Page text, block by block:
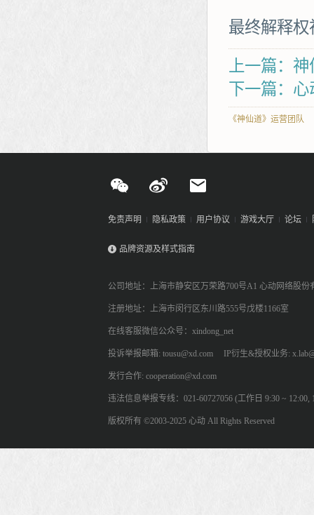
最终解释
上一篇：
下一篇：
《神仙道》运营团队
免责声明 隐私政策 用户协议 游戏大厅 论坛
品牌资源及样式指南
公司地址：上海市静安区万荣路700号A1 心动网络股份
注册地址：上海市闵行区东川路555号戊楼1166室
在线客服微信公众号：xindong_net
投诉举报邮箱: tousu@xd.com IP衍生&授权业务:
发行合作: cooperation@xd.com
违法信息举报专线：021-60727056 (工作日 9:30 ~ 12:00,
版权所有 ©2003-2025 心动 All Rights Reserved